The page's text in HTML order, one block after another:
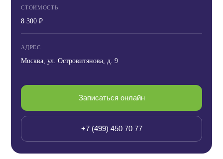
СТОИМОСТЬ
8 300 ₽
АДРЕС
Москва, ул. Островитянова, д. 9
Записаться онлайн
+7 (499) 450 70 77